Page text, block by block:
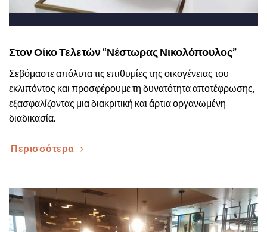
Στον Οίκο Τελετών “Νέστωρας Νικολόπουλος”
Σεβόμαστε απόλυτα τις επιθυμίες της οικογένειας του
εκλιπόντος και προσφέρουμε τη δυνατότητα αποτέφρωσης,
εξασφαλίζοντας μια διακριτική και άρτια οργανωμένη
διαδικασία.
Περισσότερα